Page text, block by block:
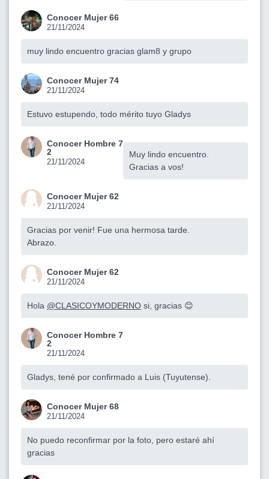
Conocer Mujer 66
21/11/2024
muy lindo encuentro gracias glam8 y grupo
Conocer Mujer 74
21/11/2024
Estuvo estupendo, todo mérito tuyo Gladys
Conocer Hombre 7
2
21/11/2024
Muy lindo encuentro.
Gracias a vos!
Conocer Mujer 62
21/11/2024
Gracias por venir! Fue una hermosa tarde.
Abrazo.
Conocer Mujer 62
21/11/2024
Hola @CLASICOYMODERNO si, gracias 😊
Conocer Hombre 7
2
21/11/2024
Gladys, tené por confirmado a Luis (Tuyutense).
Conocer Mujer 68
21/11/2024
No puedo reconfirmar por la foto, pero estaré ahí
gracias